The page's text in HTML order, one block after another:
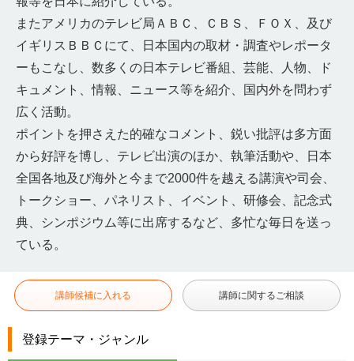
またアメリカのテレビ局ＡＢＣ、ＣＢＳ、ＦＯＸ、及び
イギリスＢＢＣにて、日本国内の取材・調査やレポータ
ーもこなし、数多くの日本テレビ番組、芸能、人物、ド
キュメント、情報、ニュース等を紹介、国内外を問わず
広く活動。
ポイントを押さえた的確なコメント、鋭い批評は多方面
から好評を博し、テレビ出演のほか、執筆活動や、日本
全国各地及び海外と今まで2000件を越える講演や司会、
トークショー、パネリスト、イベント、研修会、記念式
典、シンポジウム等に出席するなど、多忙な毎日を送っ
ている。
講師候補に入れる 講師に関するご相談
登録テーマ・ジャンル